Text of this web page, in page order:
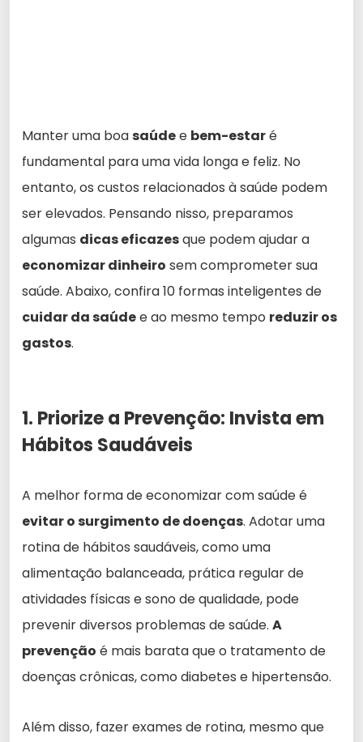
Manter uma boasaúdee bem-estaré
fundamental para uma vida longa e feliz. No
entanto, os custos relacionados à saúde podem
ser elevados. Pensando nisso, preparamos
algumas dicas eficazesque podem ajudar a
economizar dinheiro sem comprometer sua
saúde. Abaixo, confira 10 formas inteligentes de
cuidar da saúdee ao mesmo tempo reduzir os
gastos.
1. Priorize a Prevenção: Invista em
Hábitos Saudáveis
A melhor forma de economizar com saúde é
evitar o surgimento de doenças. Adotar uma
rotina de hábitos saudáveis, como uma
alimentação balanceada, prática regular de
atividades físicas e sono de qualidade, pode
prevenir diversos problemas de saúde. A
prevenção é mais barata que o tratamento de
doenças crônicas, como diabetes e hipertensão.
Além disso, fazer exames de rotina, mesmo que